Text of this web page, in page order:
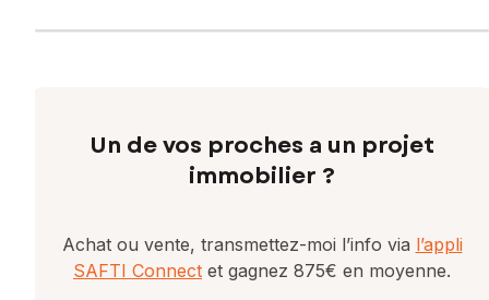
Un de vos proches a un projet
immobilier ?
Achat ou vente, transmettez-moi l’info via l’appli
SAFTI Connect et gagnez 875€ en moyenne.